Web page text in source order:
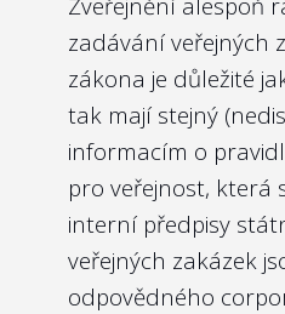
Je vlastnická
webu příslušného
státní firmy?
Doporučení:
Vzhledem k tomu,
standard.
Namítne-li někdo,
zmíněných osob,
standard i v
souladu s
vládní Výbor pro
svýchzveřejněných
životopisy
zadávání veřejných
zákona je důležité
tak mají stejný
informacím o
pro veřejnost, která
interní předpisy
veřejných zakázek
odpovědného